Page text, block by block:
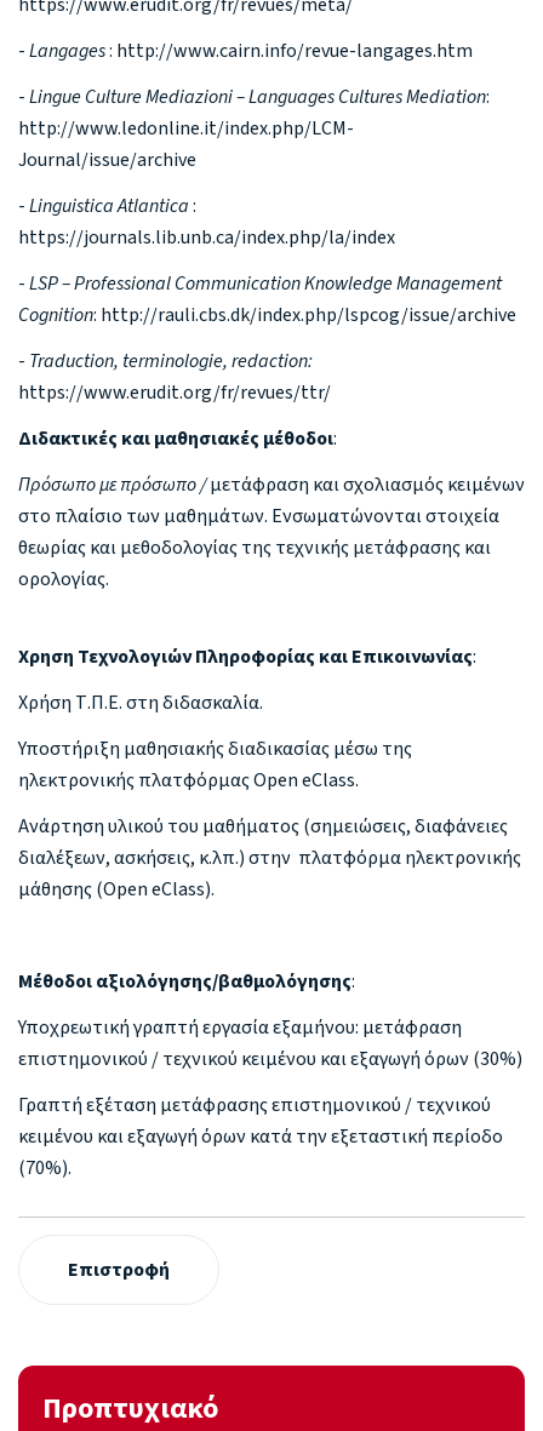
-Langages: http://www.cairn.info/revue-langages.htm
-Lingue Culture Mediazioni – Languages Cultures Mediation:
http://www.ledonline.it/index.php/LCM-
Journal/issue/archive
-Linguistica Atlantica:
https://journals.lib.unb.ca/index.php/la/index
-LSP – Professional Communication Knowledge Management
Cognition: http://rauli.cbs.dk/index.php/lspcog/issue/archive
- Traduction, terminologie, redaction:
https://www.erudit.org/fr/revues/ttr/
Διδακτικές και μαθησιακές μέθοδοι:
Πρόσωπο με πρόσωπο /μετάφραση και σχολιασμός κειμένων
στο πλαίσιο των μαθημάτων. Ενσωματώνονται στοιχεία
θεωρίας και μεθοδολογίας της τεχνικής μετάφρασης και
ορολογίας.
Χρηση Τεχνολογιών Πληροφορίας και Επικοινωνίας:
Χρήση Τ.Π.Ε. στη διδασκαλία.
Υποστήριξη μαθησιακής διαδικασίας μέσω της
ηλεκτρονικής πλατφόρμας Open eClass.
Ανάρτηση υλικού του μαθήματος (σημειώσεις, διαφάνειες
διαλέξεων, ασκήσεις, κ.λπ.) στην πλατφόρμα ηλεκτρονικής
μάθησης (Open eClass).
Μέθοδοι αξιολόγησης/βαθμολόγησης:
Υποχρεωτική γραπτή εργασία εξαμήνου: μετάφραση
επιστημονικού / τεχνικού κειμένου και εξαγωγή όρων (30%)
Γραπτή εξέταση μετάφρασης επιστημονικού / τεχνικού
κειμένου και εξαγωγή όρων κατά την εξεταστική περίοδο
(70%).
Επιστροφή
Προπτυχιακό